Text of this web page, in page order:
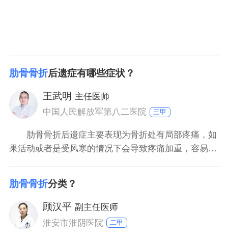
肋骨骨折后遗症有哪些症状？
王武明 主任医师
中国人民解放军第八二医院
三甲
肋骨骨折后遗症主要表现为骨折处有局部疼痛，如
果活动或者是受风寒的情况下会导致疼痛加重，容易导
根据具体骨折情况来采取合理治疗方法。治疗期间要注
意做好局部护理，避免出现有异常感染影响骨折的恢
复。同时还是在恢复期的时候要适当的进行康复训练，
但是不可以进行
肋骨骨折分类？
顾汉平 副主任医师
淮安市淮阴医院
二甲